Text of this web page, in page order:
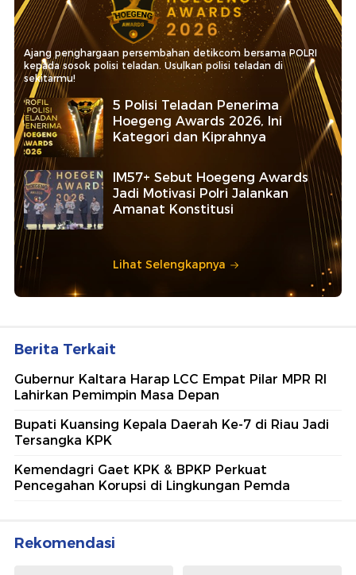
Ajang penghargaan persembahan detikcom bersama POLRI
kepada sosok polisi teladan. Usulkan polisi teladan di
sekitarmu!
5 Polisi Teladan Penerima
Hoegeng Awards 2026, Ini
Kategori dan Kiprahnya
IM57+ Sebut Hoegeng Awards
Jadi Motivasi Polri Jalankan
Amanat Konstitusi
Lihat Selengkapnya
Berita Terkait
Gubernur Kaltara Harap LCC Empat Pilar MPR RI
Lahirkan Pemimpin Masa Depan
Bupati Kuansing Kepala Daerah Ke-7 di Riau Jadi
Tersangka KPK
Kemendagri Gaet KPK & BPKP Perkuat
Pencegahan Korupsi di Lingkungan Pemda
Rekomendasi